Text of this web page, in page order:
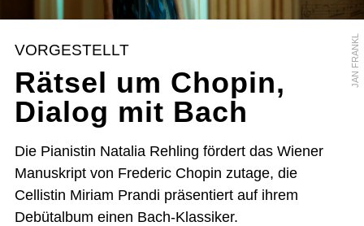
JAN FRANKL
VORGESTELLT
Rätsel um Chopin,
Dialog mit Bach
Die Pianistin Natalia Rehling fördert das Wiener
Manuskript von Frederic Chopin zutage, die
Cellistin Miriam Prandi präsentiert auf ihrem
Debütalbum einen Bach-Klassiker.